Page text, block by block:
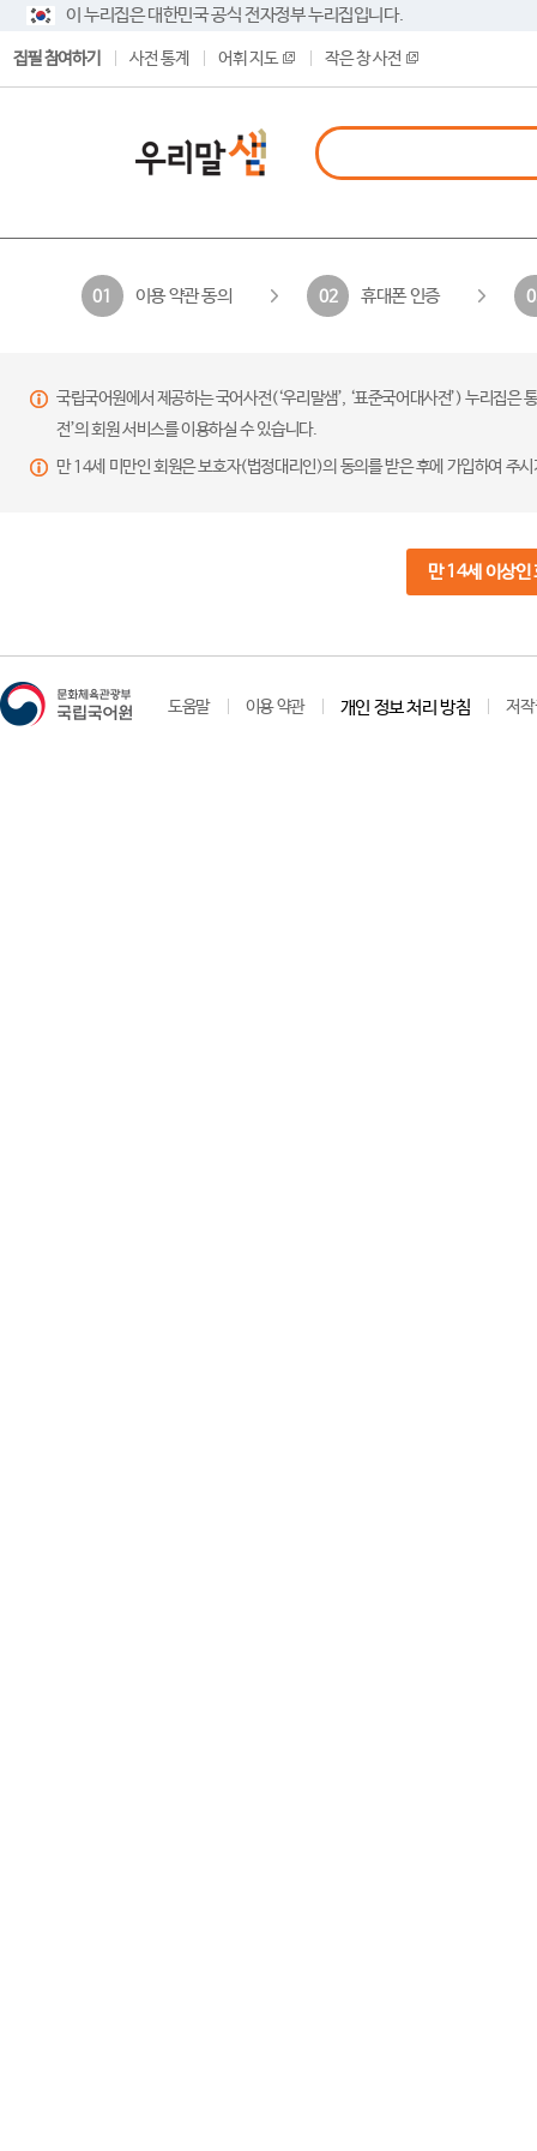
이 누리집은 대한민국 공식 전자정부 누리집입니다.
집필 참여하기 사전 통계 어휘 지도 작은 창 사전
01 이용 약관 동의 02 휴대폰 인증
국립국어원에서 제공하는 국어사전(‘우리말샘’, ‘표준국어대사전’) 누리집
전’의 회원 서비스를 이용하실 수 있습니다.
만 14세 미만인 회원은 보호자(법정대리인)의 동의를 받은 후에 가입하여 주
만 14세 이상인
도움말 이용 약관 개인 정보 처리 방침 저